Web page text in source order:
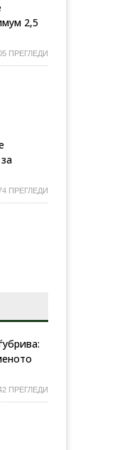
2,5
ПРЕГЛЕДИ
ПРЕГЛЕДИ
ПРЕГЛЕДИ